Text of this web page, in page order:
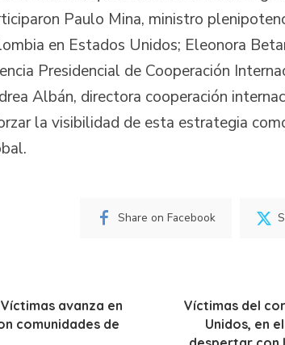
Paulo Mina, ministro
en Estados Unidos; Eleonora
Presidencial de Cooperación
Albán, directora cooperación
la visibilidad de esta estrategia
Share on Facebook
avanza en
comunidades de
Víctimas del
Unidos, en